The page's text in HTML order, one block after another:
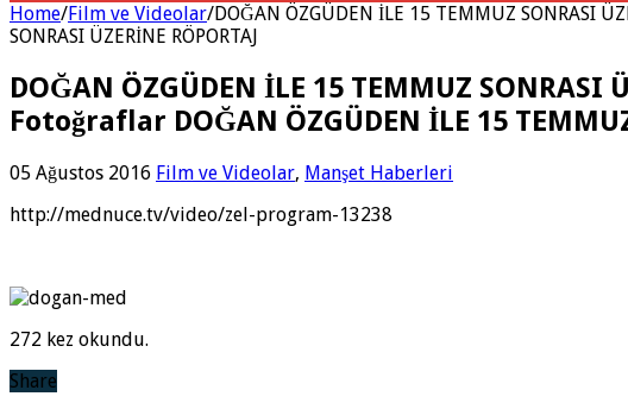
Home/Film ve Videolar/DOĞAN ÖZGÜDEN İLE 15 TEMMUZ SONRASI
SONRASI ÜZERİNE RÖPORTAJ
DOĞAN ÖZGÜDEN İLE 15 TEMMUZ
Fotoğraflar DOĞAN ÖZGÜDEN İLE 15
05 Ağustos 2016 Film ve Videolar, Manşet Haberleri
http://mednuce.tv/video/zel-program-13238
272 kez okundu.
Share